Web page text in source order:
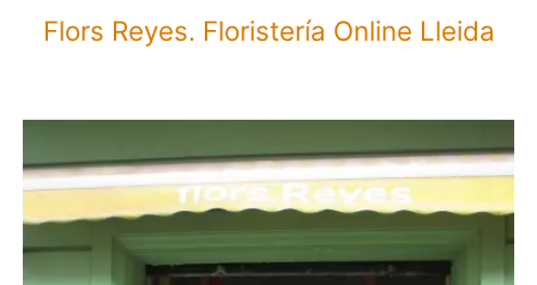
Flors Reyes. Floristería Online Lleida